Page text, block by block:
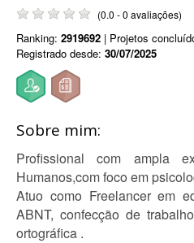
(0.0 - 0 avaliações)
Ranking: 2919692 | Projetos
Registrado desde: 30/07/2025
Sobre mim:
Profissional com ampla
Humanos,com foco em
Atuo como Freelancer em
ABNT, confecção de
ortográfica .